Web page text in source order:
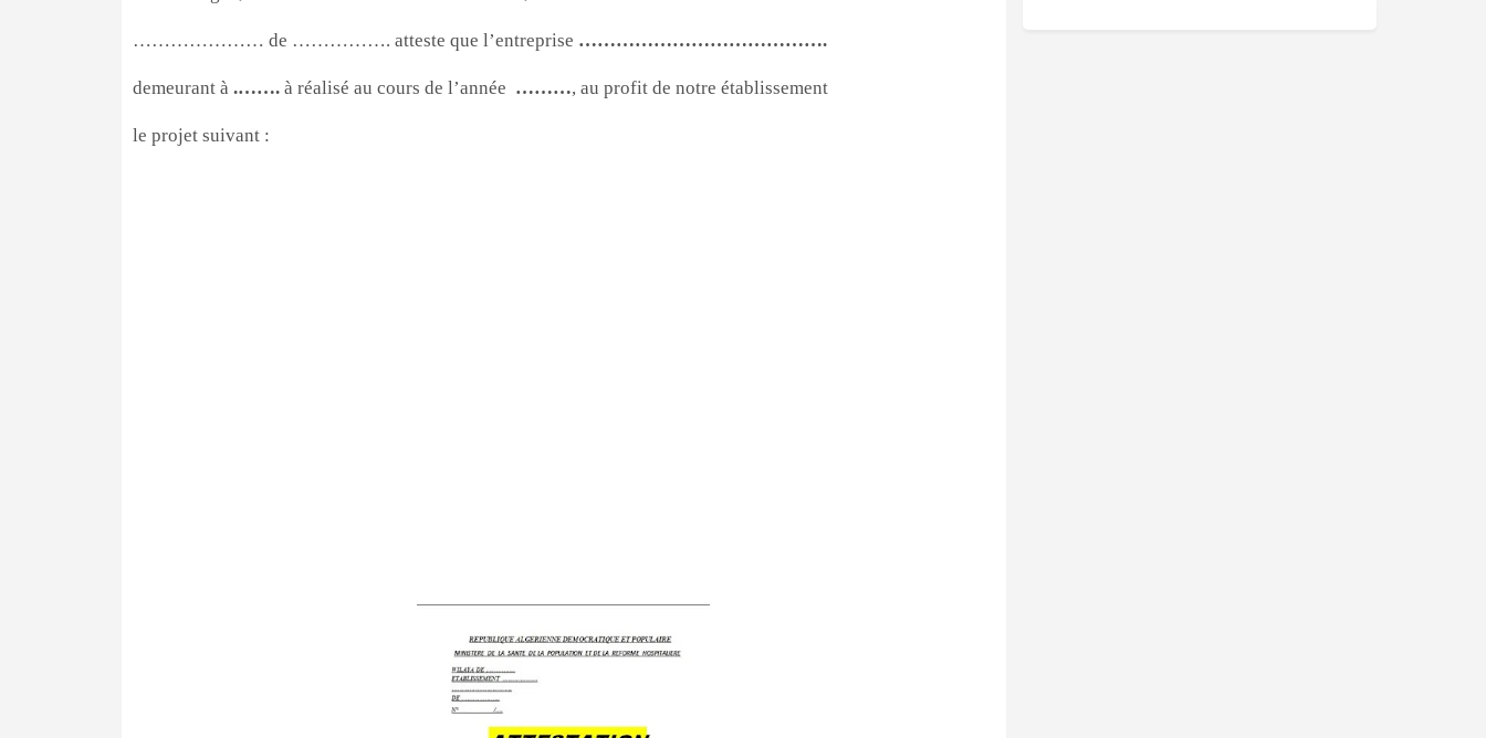
………………… de ……………. atteste que l’entreprise ………………………………….
demeurant à .……. à réalisé au cours de l’année ………, au profit de notre établissement
le projet suivant :